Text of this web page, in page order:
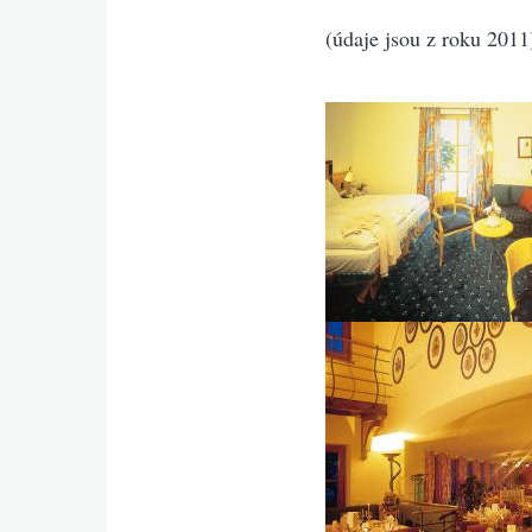
(údaje jsou z roku